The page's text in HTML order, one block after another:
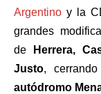
Argentino y la
grandes
de
Herrera,
Justo,
autódromo